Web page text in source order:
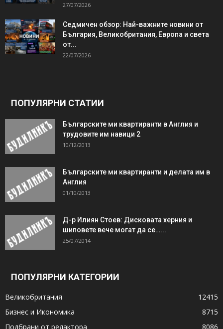
27/07/2026
Седмичен обзор: Най-важните новини от
България, Великобритания, Европа и света
от...
22/07/2026
ПОПУЛЯРНИ СТАТИИ
Българските ми квартиранти в Англия и
трудовите им навици 2
10/12/2013
Българските ми квартиранти и делата им в
Англия
01/10/2013
Д-р Илиян Стоев: Дисковата херния и
шиповете вече могат да се…...
25/07/2014
ПОПУЛЯРНИ КАТЕГОРИИ
Великобритания
12415
Бизнес и Икономика
8715
Подбрани от редактора
8086